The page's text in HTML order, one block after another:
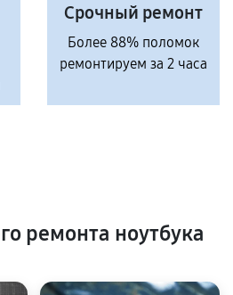
Срочный ремонт
Более 88% поломок
ремонтируем за 2 часа
ремонта ноутбука